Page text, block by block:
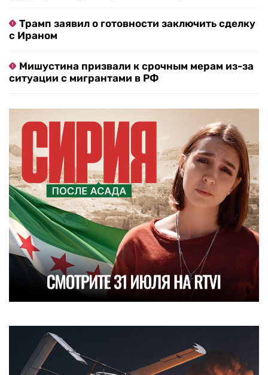
Трамп заявил о готовности заключить сделку
с Ираном
Мишустина призвали к срочным мерам из-за
ситуации с мигрантами в РФ